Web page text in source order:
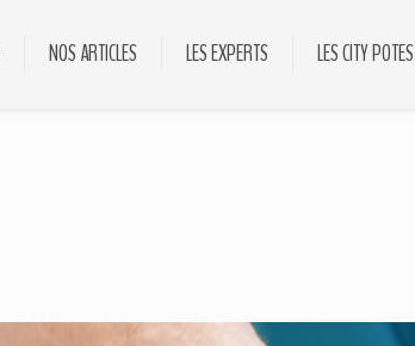
NOS ARTICLES LES EXPERTS LES CITY POTES